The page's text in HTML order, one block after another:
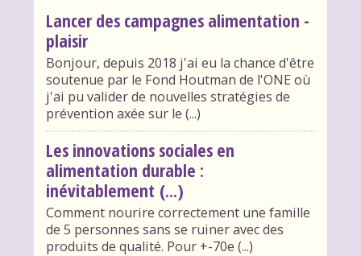
Lancer des campagnes alimentation -
plaisir
Bonjour, depuis 2018 j'ai eu la chance d'être
soutenue par le Fond Houtman de l'ONE où
j'ai pu valider de nouvelles stratégies de
prévention axée sur le (...)
Les innovations sociales en
alimentation durable :
inévitablement (...)
Comment nourire correctement une famille
de 5 personnes sans se ruiner avec des
produits de qualité. Pour +-70e (...)